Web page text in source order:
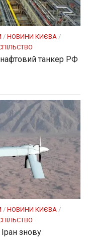
/ НОВИНИ КИЄВА /
нафтовий танкер РФ
/ НОВИНИ КИЄВА /
знову